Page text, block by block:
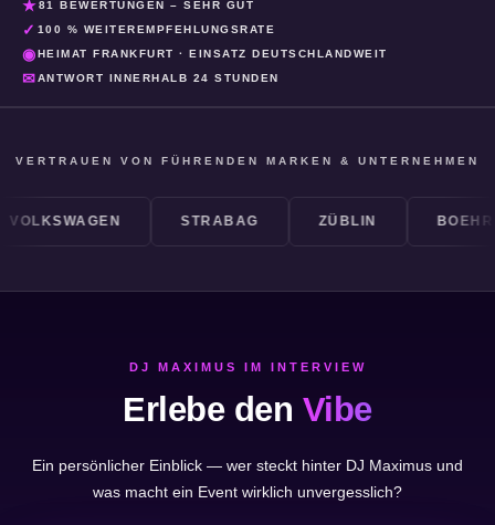
★81 BEWERTUNGEN – SEHR GUT
✓ 100 % WEITEREMPFEHLUNGSRATE
◉HEIMAT FRANKFURT · EINSATZ DEUTSCHLANDWEIT
✉ANTWORT INNERHALB 24 STUNDEN
VERTRAUEN VON FÜHRENDEN MARKEN & UNTERNEHMEN
STRABAG ZÜBLIN
DJ MAXIMUS IM INTERVIEW
Erlebe den Vibe
Ein persönlicher Einblick — wer steckt hinter DJ Maximus und
was macht ein Event wirklich unvergesslich?